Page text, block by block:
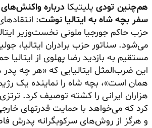
هم‌چنین تودی پلیتیکا درباره
سفر بچه شاه به ایتالیا نوشت:
حزب حاکم جورجیا ملونی نخست‌وزیر
می‌شود. سناتور حزب برادران ایتالیا،
مستقیم به بازدید رضا پهلوی از ایتالیا
این ضرب‌المثل ایتالیایی که «هر چه
همان است»، بچه شاه را نماینده یک
هزاران ایرانی را کشته توصیف کرد.
کرد که می‌خواهد با حمایت قدرتهای
و هرگز از روش‌های سرکوبگرانه پدرش